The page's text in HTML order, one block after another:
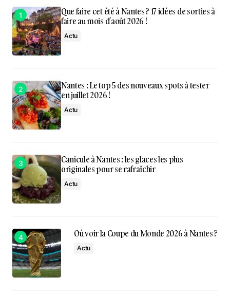
Que faire cet été à Nantes ? 17 idées de sorties à
faire au mois d’août 2026 !
Actu
Nantes : Le top 5 des nouveaux spots à tester
en juillet 2026 !
Actu
Canicule à Nantes : les glaces les plus
originales pour se rafraîchir
Actu
Où voir la Coupe du Monde 2026 à Nantes ?
Actu